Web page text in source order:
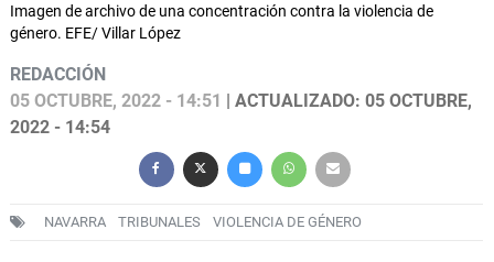
Imagen de archivo de una concentración contra la violencia de
género. EFE/ Villar López
REDACCIÓN
05 OCTUBRE, 2022 - 14:51
| ACTUALIZADO: 05 OCTUBRE,
2022 - 14:54
NAVARRA TRIBUNALES VIOLENCIA DE GÉNERO